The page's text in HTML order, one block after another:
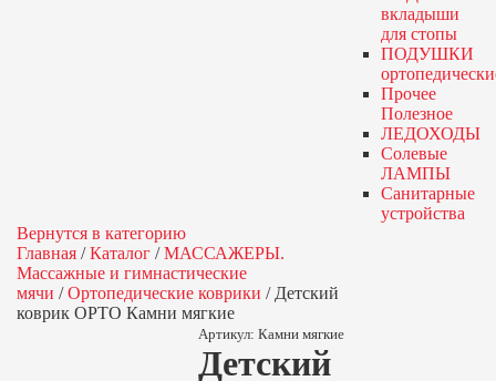
вкладыши
для стопы
ПОДУШКИ
Прочее
Полезное
ЛЕДОХОДЫ
Солевые
ЛАМПЫ
Санитарные
устройства
Вернутся в категорию
Главная /Каталог /МАССАЖЕРЫ.
Массажные и гимнастические
мячи /Ортопедические коврики / Детский
коврик ОРТО Камни мягкие
Артикул:Камни мягкие
Детский